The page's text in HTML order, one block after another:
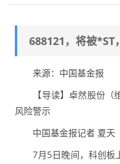
688121，将被*ST
来源：中国基金报
【导读】卓然股份（
风险警示
中国基金报记者 夏天
7月5日晚间，科创板